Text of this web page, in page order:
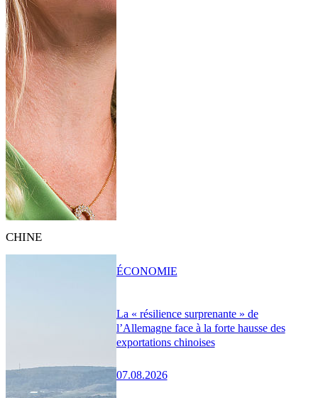
CHINE
La « résilience surprenante » de
l’Allemagne face à la forte hausse des
exportations chinoises
07.08.2026
ÉCONOMIE